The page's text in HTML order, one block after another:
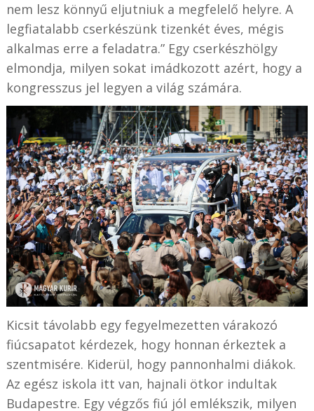
nem lesz könnyű eljutniuk a megfelelő helyre. A
legfiatalabb cserkészünk tizenkét éves, mégis
alkalmas erre a feladatra.” Egy cserkészhölgy
elmondja, milyen sokat imádkozott azért, hogy a
kongresszus jel legyen a világ számára.
Kicsit távolabb egy fegyelmezetten várakozó
fiúcsapatot kérdezek, hogy honnan érkeztek a
szentmisére. Kiderül, hogy pannonhalmi diákok.
Az egész iskola itt van, hajnali ötkor indultak
Budapestre. Egy végzős fiú jól emlékszik, milyen